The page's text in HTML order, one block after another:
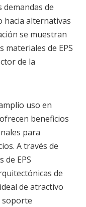
demandas de
hacia alternativas
se muestran
materiales de EPS
de la
uso en
beneficios
para
A través de
de EPS
de
de atractivo
soporte